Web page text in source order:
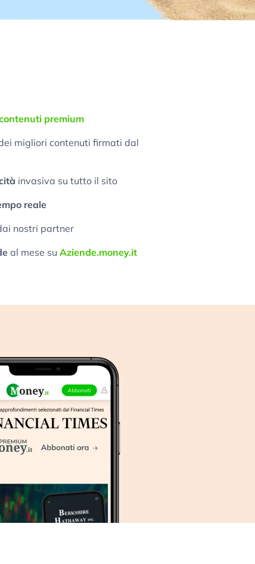
premium
migliori contenuti firmati dal
invasiva su tutto il sito
reale
nostri partner
al mese su Aziende.money.it